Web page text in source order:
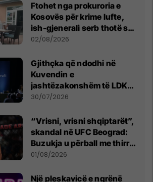
Ftohet nga prokuroria e
Kosovës për krime lufte,
ish-gjenerali serb thotë se
dikush e tradhtoi në
02/08/2026
Gjithçka që ndodhi në
Kuvendin e
jashtëzakonshëm të LDK-
së
30/07/2026
“Vrisni, vrisni shqiptarët”,
skandal në UFC Beograd:
Buzukja u përball me thirrje
anti-shqiptare nga
01/08/2026
Një pleskavicë e ngrënë